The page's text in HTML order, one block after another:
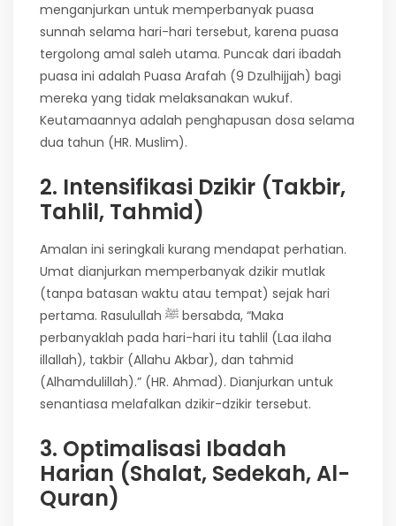
menganjurkan untuk memperbanyak puasa
sunnah selama hari-hari tersebut, karena puasa
tergolong amal saleh utama. Puncak dari ibadah
puasa ini adalah Puasa Arafah (9 Dzulhijjah) bagi
mereka yang tidak melaksanakan wukuf.
Keutamaannya adalah penghapusan dosa selama
dua tahun (HR. Muslim).
2. Intensifikasi Dzikir (Takbir,
Tahlil, Tahmid)
Amalan ini seringkali kurang mendapat perhatian.
Umat dianjurkan memperbanyak dzikir mutlak
(tanpa batasan waktu atau tempat) sejak hari
pertama. Rasulullah ﷺ bersabda, “Maka
perbanyaklah pada hari-hari itu tahlil (Laa ilaha
illallah), takbir (Allahu Akbar), dan tahmid
(Alhamdulillah).” (HR. Ahmad). Dianjurkan untuk
senantiasa melafalkan dzikir-dzikir tersebut.
3. Optimalisasi Ibadah
Harian (Shalat, Sedekah, Al-
Quran)